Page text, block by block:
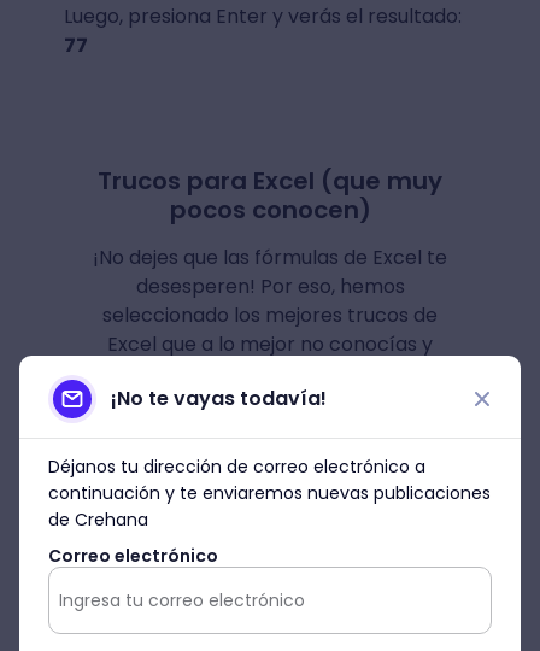
Luego, presiona Enter y verás el resultado:
77
Trucos para Excel (que muy
pocos conocen)
¡No dejes que las fórmulas de Excel te
desesperen! Por eso, hemos
seleccionado los mejores trucos de
Excel que a lo mejor no conocías y
Descargar
¡No te vayas todavía!
Déjanos tu dirección de correo electrónico a
continuación y te enviaremos nuevas publicaciones
de Crehana
Correo electrónico